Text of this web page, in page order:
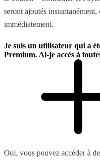
seront ajoutés
immédiatement.
Je suis un utilisateur qui a
Premium. Ai-je accès à
Oui, vous pouvez accéder à